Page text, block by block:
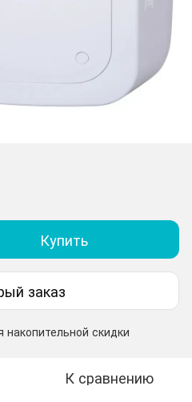
Купить
заказ
скидки
К сравнению